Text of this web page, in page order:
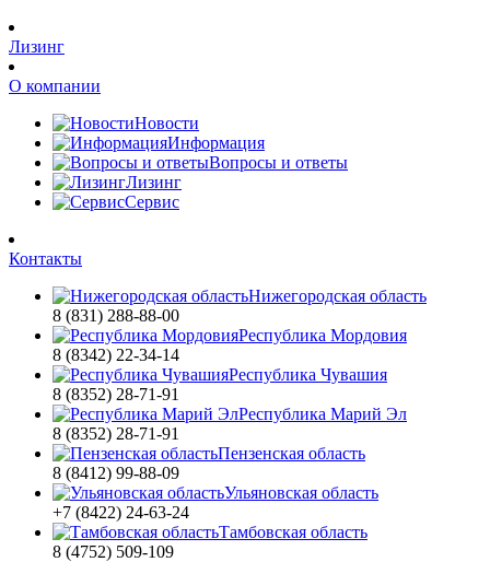
Лизинг
О компании
Новости
Информация
Вопросы и ответы
Лизинг
Сервис
Контакты
Нижегородская область
8 (831) 288-88-00
Республика Мордовия
8 (8342) 22-34-14
Республика Чувашия
8 (8352) 28-71-91
Республика Марий Эл
8 (8352) 28-71-91
Пензенская область
8 (8412) 99-88-09
Ульяновская область
+7 (8422) 24-63-24
Тамбовская область
8 (4752) 509-109